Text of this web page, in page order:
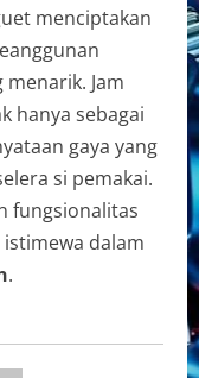
menciptakan
Jam
hanya sebagai
gaya yang
si pemakai.
fungsionalitas
dalam
.